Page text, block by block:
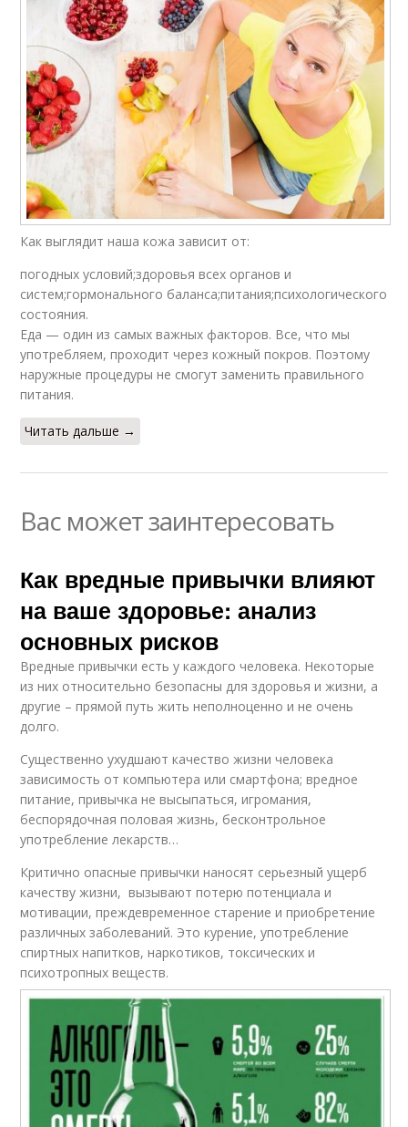
Как выглядит наша кожа зависит от:
погодных условий;здоровья всех органов и
систем;гормонального баланса;питания;психологического
состояния.
Еда — один из самых важных факторов. Все, что мы
употребляем, проходит через кожный покров. Поэтому
наружные процедуры не смогут заменить правильного
питания.
Читать дальше →
Вас может заинтересовать
Как вредные привычки влияют
на ваше здоровье: анализ
основных рисков
Вредные привычки есть у каждого человека. Некоторые
из них относительно безопасны для здоровья и жизни, а
другие – прямой путь жить неполноценно и не очень
долго.
Существенно ухудшают качество жизни человека
зависимость от компьютера или смартфона; вредное
питание, привычка не высыпаться, игромания,
беспорядочная половая жизнь, бесконтрольное
употребление лекарств…
Критично опасные привычки наносят серьезный ущерб
качеству жизни, вызывают потерю потенциала и
мотивации, преждевременное старение и приобретение
различных заболеваний. Это курение, употребление
спиртных напитков, наркотиков, токсических и
психотропных веществ.